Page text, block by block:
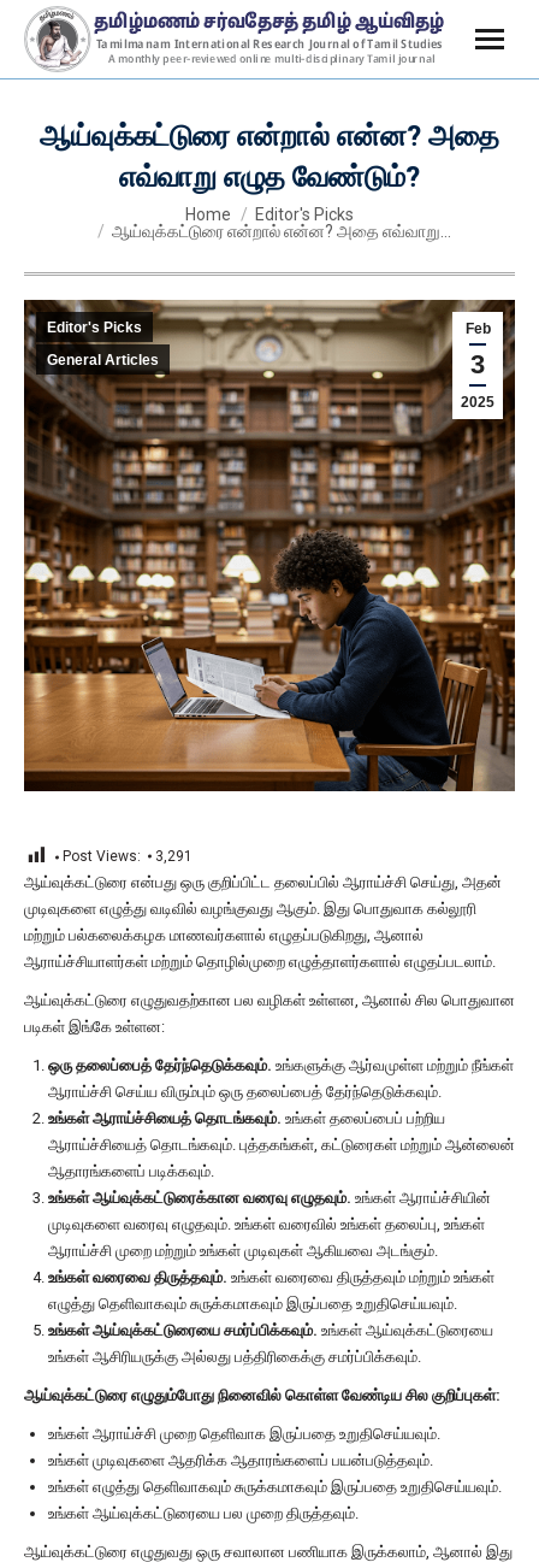
ஆய்வுக்கட்டுரை என்றால் என்ன? அதை
எவ்வாறு எழுத வேண்டும்?
Home
Editor's Picks
ஆய்வுக்கட்டுரை என்றால் என்ன? அதை எவ்வாறு…
Feb
3
2025
Editor's Picks
General Articles
Post Views: 3,291
ஆய்வுக்கட்டுரை என்பது ஒரு குறிப்பிட்ட தலைப்பில் ஆராய்ச்சி செய்து, அதன்
முடிவுகளை எழுத்து வடிவில் வழங்குவது ஆகும். இது பொதுவாக கல்லூரி
மற்றும் பல்கலைக்கழக மாணவர்களால் எழுதப்படுகிறது, ஆனால்
ஆராய்ச்சியாளர்கள் மற்றும் தொழில்முறை எழுத்தாளர்களால் எழுதப்படலாம்.
ஆய்வுக்கட்டுரை எழுதுவதற்கான பல வழிகள் உள்ளன, ஆனால் சில பொதுவான
படிகள் இங்கே உள்ளன:
ஒரு தலைப்பைத் தேர்ந்தெடுக்கவும். உங்களுக்கு ஆர்வமுள்ள மற்றும் நீங்கள்
ஆராய்ச்சி செய்ய விரும்பும் ஒரு தலைப்பைத் தேர்ந்தெடுக்கவும்.
உங்கள் ஆராய்ச்சியைத் தொடங்கவும். உங்கள் தலைப்பைப் பற்றிய
ஆராய்ச்சியைத் தொடங்கவும். புத்தகங்கள், கட்டுரைகள் மற்றும் ஆன்லைன்
ஆதாரங்களைப் படிக்கவும்.
உங்கள் ஆய்வுக்கட்டுரைக்கான வரைவு எழுதவும். உங்கள் ஆராய்ச்சியின்
முடிவுகளை வரைவு எழுதவும். உங்கள் வரைவில் உங்கள் தலைப்பு, உங்கள்
ஆராய்ச்சி முறை மற்றும் உங்கள் முடிவுகள் ஆகியவை அடங்கும்.
உங்கள் வரைவை திருத்தவும். உங்கள் வரைவை திருத்தவும் மற்றும் உங்கள்
எழுத்து தெளிவாகவும் சுருக்கமாகவும் இருப்பதை உறுதிசெய்யவும்.
உங்கள் ஆய்வுக்கட்டுரையை சமர்ப்பிக்கவும். உங்கள் ஆய்வுக்கட்டுரையை
உங்கள் ஆசிரியருக்கு அல்லது பத்திரிகைக்கு சமர்ப்பிக்கவும்.
ஆய்வுக்கட்டுரை எழுதும்போது நினைவில் கொள்ள வேண்டிய சில குறிப்புகள்:
உங்கள் ஆராய்ச்சி முறை தெளிவாக இருப்பதை உறுதிசெய்யவும்.
உங்கள் முடிவுகளை ஆதரிக்க ஆதாரங்களைப் பயன்படுத்தவும்.
உங்கள் எழுத்து தெளிவாகவும் சுருக்கமாகவும் இருப்பதை உறுதிசெய்யவும்.
உங்கள் ஆய்வுக்கட்டுரையை பல முறை திருத்தவும்.
ஆய்வுக்கட்டுரை எழுதுவது ஒரு சவாலான பணியாக இருக்கலாம், ஆனால் இது